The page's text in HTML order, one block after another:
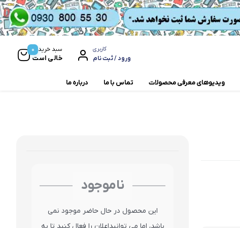
کاربری
ورود / ثبت نام
سبد خرید
خالی است
0
ویدیوهای معرفی محصولات تماس با ما درباره ما
ناموجود
این محصول در حال حاضر موجود نمی